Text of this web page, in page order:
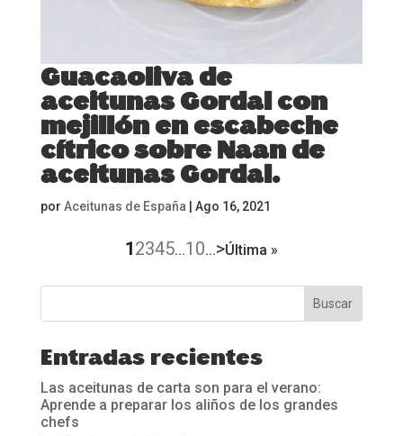
Guacaoliva de
aceitunas Gordal con
mejillón en escabeche
cítrico sobre Naan de
aceitunas Gordal.
por Aceitunas de España Ago 16, 2021
12345...10...>Última »
Entradas recientes
Las aceitunas de carta son para el verano:
Aprende a preparar los aliños de los grandes
chefs